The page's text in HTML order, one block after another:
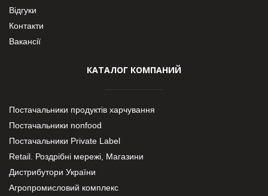
Відгуки
Контакти
Вакансії
КАТАЛОГ КОМПАНИЙ
Постачальники продуктів харчування
Постачальники nonfood
Постачальники Private Label
Retail. Роздрібні мережі, Магазини
Дистрибутори України
Агропромисловий комплекс